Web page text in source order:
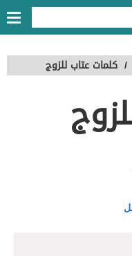
/ كلمات عتاب للزوج